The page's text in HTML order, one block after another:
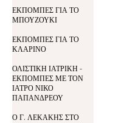
ΕΚΠΟΜΠΕΣ ΓΙΑ ΤΟ
ΜΠΟΥΖΟΥΚΙ
ΕΚΠΟΜΠΕΣ ΓΙΑ ΤΟ
ΚΛΑΡΙΝΟ
ΟΛΙΣΤΙΚΗ ΙΑΤΡΙΚΗ -
ΕΚΠΟΜΠΕΣ ΜΕ ΤΟΝ
ΙΑΤΡΟ ΝΙΚΟ
ΠΑΠΑΝΔΡΕΟΥ
Ο Γ. ΛΕΚΑΚΗΣ ΣΤΟ